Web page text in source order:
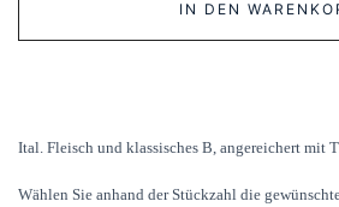
IN DEN
Ital. Fleisch und klassisches B, angereichert mit
Wählen Sie anhand der Stückzahl die